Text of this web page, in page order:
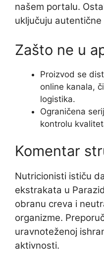
našem portalu.
uključuju
Zašto ne u
Proizvod se
online kanala,
logistika.
Ograničena
kontrolu
Komentar
Nutricionisti ističu
ekstrakata u
obranu creva i
organizme.
uravnoteženoj
aktivnosti.